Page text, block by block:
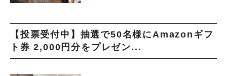
【投票受付中】抽選で50名様にAmazonギフ
ト券 2,000円分をプレゼン...